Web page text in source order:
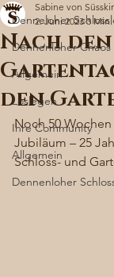
Denneloher
Dennenloher Chaos
Allgemein
Loslegen
Ihre Community
Allgemein
Dennenloher
Nach den
den
Sabine von
2. Juni 2023 3
Noch 50
Jubiläum – 25
Schloss- und